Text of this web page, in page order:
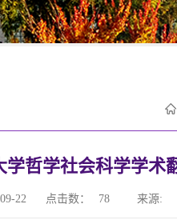
学哲学社会科学学术
22 点击数： 78 来源: